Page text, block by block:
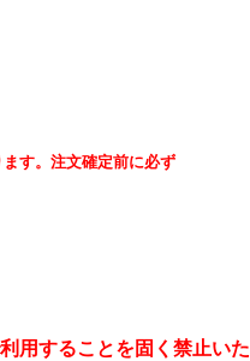
す。注文確定前に必ず
用することを固く禁止いた